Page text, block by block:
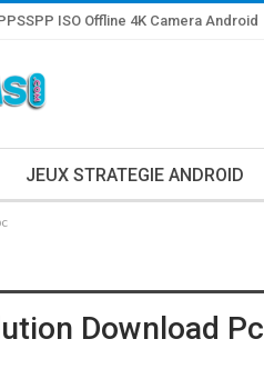
ISO Offline 4K Camera Android
JEUX STRATEGIE ANDROID
Download Pc